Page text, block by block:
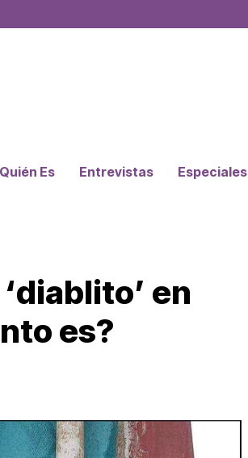
Quién Es Entrevistas Especiales
en
es?